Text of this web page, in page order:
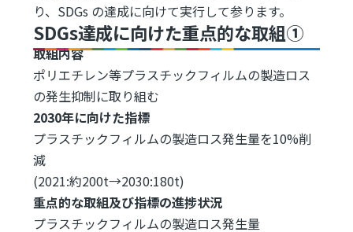
り、SDGs の達成に向けて実行して参ります。
SDGs達成に向けた重点的な取組①
取組内容
ポリエチレン等プラスチックフィルムの製造ロス
の発生抑制に取り組む
2030年に向けた指標
プラスチックフィルムの製造ロス発生量を10%削
減
(2021:約200t→2030:180t)
重点的な取組及び指標の進捗状況
プラスチックフィルムの製造ロス発生量